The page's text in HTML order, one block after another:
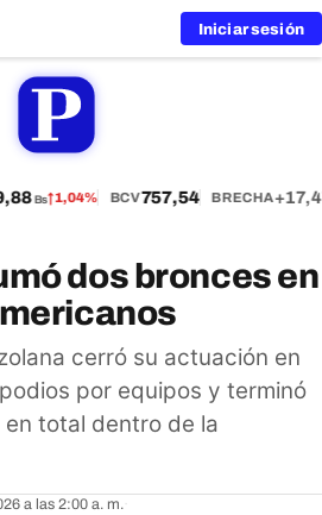
Iniciar sesión
Bs↑1,04% BCV757,54 BRECHA
dos bronces en
cerró su actuación en
por equipos y terminó
total dentro de la
a las 2:00 a. m.